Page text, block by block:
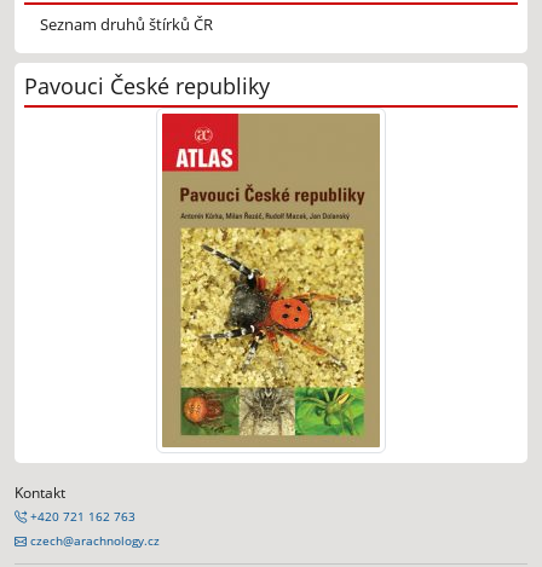
Seznam druhů štírků ČR
Pavouci České republiky
Kontakt
+420 721 162 763
czech@arachnology.cz